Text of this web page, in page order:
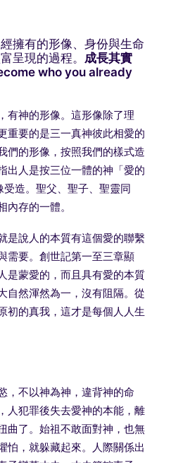
擁有的形像、身份與生命
呈現的過程。 成長其實
who you already
有神的形像。這形像除了理
重要的是三一真神彼此相愛的
們的形像，按照我們的樣式造
出人是按三位一體的神「愛的
受造。聖父、聖子、聖靈同
存的一體。
是說人的本質有這個愛的聯繫
需要。創世記第一至三章顯
是蒙愛的，而且具有愛的本質
自然渾然為一，沒有阻隔。從
初的真我，這才是每個人人生
，不以神為神，違背神的命
人犯罪後失去愛神的本能，離
曲了。始祖不敢面對神，也無
怕，就躲藏起來。人際關係出